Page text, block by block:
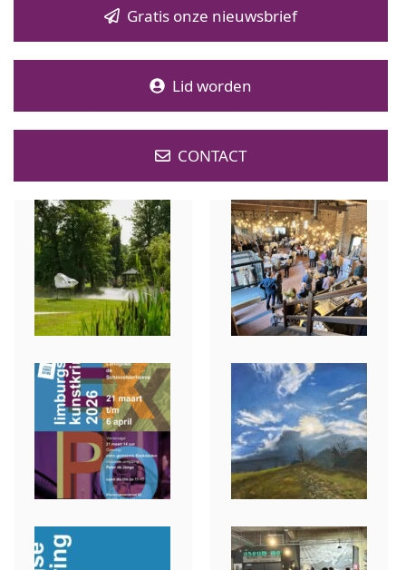
Gratis onze nieuwsbrief
Lid worden
CONTACT